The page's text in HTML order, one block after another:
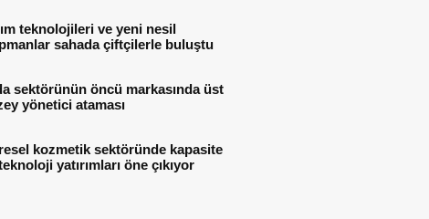
teknolojileri ve yeni nesil
sahada çiftçilerle buluştu
sektörünün öncü markasında üst
yönetici ataması
kozmetik sektöründe kapasite
yatırımları öne çıkıyor